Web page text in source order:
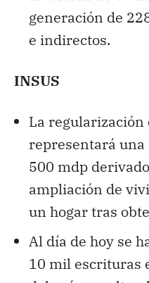
generación de
e indirectos.
INSUS
La regularización
representará
500 mdp
ampliación de
un hogar tras
Al día de hoy se
10 mil escrituras